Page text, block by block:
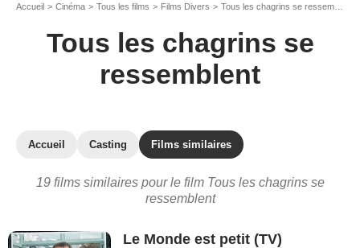
Accueil Cinéma Tous les films Films Divers Tous les chagrins se ressemblent
Tous les chagrins se
ressemblent
Accueil Casting Films similaires
19 films similaires pour le film Tous les chagrins se
ressemblent
Le Monde est petit (TV)